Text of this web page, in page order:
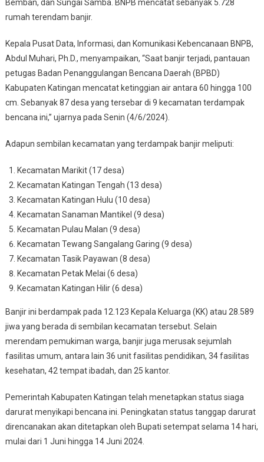
Bemban, dan Sungai Samba. BNPB mencatat sebanyak 5.728
rumah terendam banjir.
Kepala Pusat Data, Informasi, dan Komunikasi Kebencanaan BNPB,
Abdul Muhari, Ph.D., menyampaikan, “Saat banjir terjadi, pantauan
petugas Badan Penanggulangan Bencana Daerah (BPBD)
Kabupaten Katingan mencatat ketinggian air antara 60 hingga 100
cm. Sebanyak 87 desa yang tersebar di 9 kecamatan terdampak
bencana ini,” ujarnya pada Senin (4/6/2024).
Adapun sembilan kecamatan yang terdampak banjir meliputi:
Kecamatan Marikit (17 desa)
Kecamatan Katingan Tengah (13 desa)
Kecamatan Katingan Hulu (10 desa)
Kecamatan Sanaman Mantikel (9 desa)
Kecamatan Pulau Malan (9 desa)
Kecamatan Tewang Sangalang Garing (9 desa)
Kecamatan Tasik Payawan (8 desa)
Kecamatan Petak Melai (6 desa)
Kecamatan Katingan Hilir (6 desa)
Banjir ini berdampak pada 12.123 Kepala Keluarga (KK) atau 28.589
jiwa yang berada di sembilan kecamatan tersebut. Selain
merendam pemukiman warga, banjir juga merusak sejumlah
fasilitas umum, antara lain 36 unit fasilitas pendidikan, 34 fasilitas
kesehatan, 42 tempat ibadah, dan 25 kantor.
Pemerintah Kabupaten Katingan telah menetapkan status siaga
darurat menyikapi bencana ini. Peningkatan status tanggap darurat
direncanakan akan ditetapkan oleh Bupati setempat selama 14 hari,
mulai dari 1 Juni hingga 14 Juni 2024.